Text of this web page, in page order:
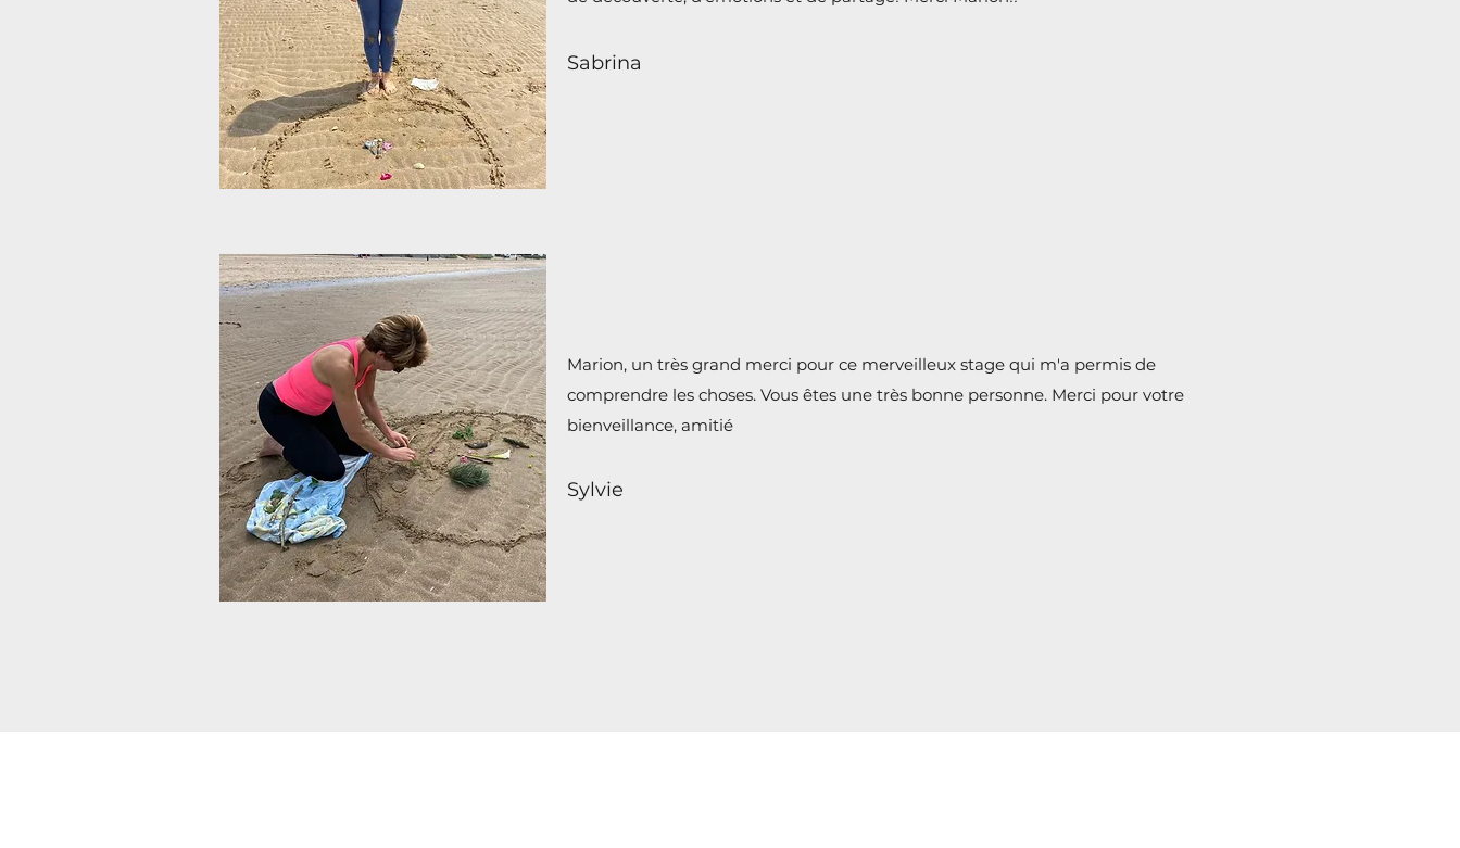
Sabrina
Marion, un très grand merci pour ce merveilleux stage qui m'a permis de
comprendre les choses. Vous êtes une très bonne personne. Merci pour votre
bienveillance, amitié
Sylvie